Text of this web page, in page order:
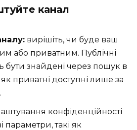
канал
вирішіть, чи буде ваш
або приватним. Публічні
бути знайдені через пошук в
приватні доступні лише за
конфіденційності
параметри, такі як